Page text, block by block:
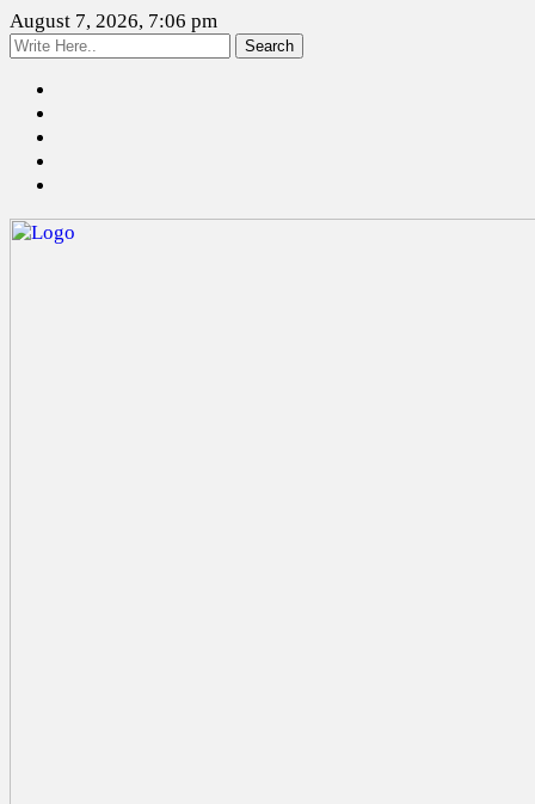
August 7, 2026, 7:06 pm
Search